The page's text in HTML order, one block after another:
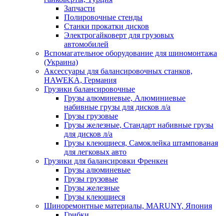
Запчасти
Полировочные стенды
Станки прокатки дисков
Электрогайковерт для грузовых
автомобилей
Вспомагательное оборудование для шиномонтажа
(Украина)
Аксессуары для балансировочных станков,
HAWEKA, Германия
Грузики балансировочные
Грузы алюминевые, Алюминиевые
набивные грузы для дисков л/а
Грузы грузовые
Грузы железные, Cтандарт набивные грузы
для дисков л/а
Грузы клеющиеся, Самоклейка штампованая
для легковых авто
Грузики для балансировки Френкен
Грузы алюминевые
Грузы грузовые
Грузы железные
Грузы клеющиеся
Шиноремонтные материалы, MARUNY, Япония